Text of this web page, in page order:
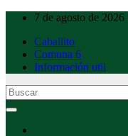
contenido
7 de agosto de 2026
Caballito
Comuna 6
Información util
Caballito Urbano